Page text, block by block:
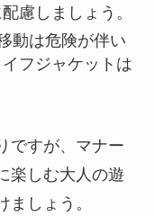
慮しましょう。
動は危険が伴い
フジャケットは
ですが、マナー
楽しむ大人の遊
しょう。